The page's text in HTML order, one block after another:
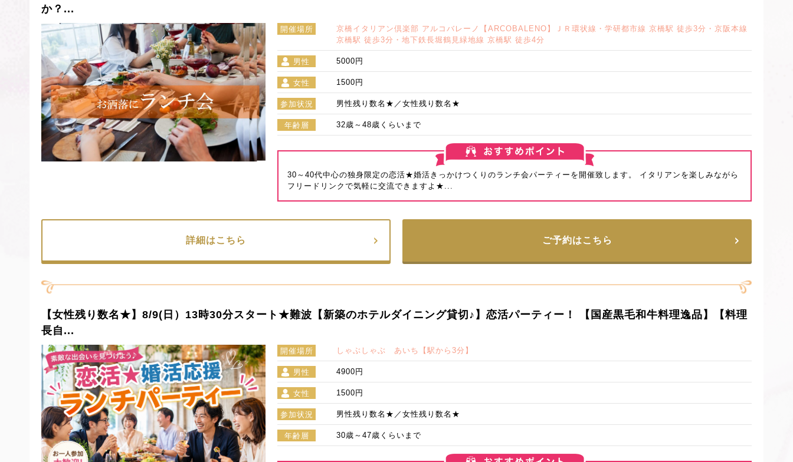
か？...
開催場所
京橋イタリアン倶楽部 アルコバレーノ【ARCOBALENO】ＪＲ環状線・学研都市線 京橋駅 徒歩3分・京阪本線
京橋駅 徒歩3分・地下鉄長堀鶴見緑地線 京橋駅 徒歩4分
男性 5000円
女性 1500円
参加状況 男性残り数名★／女性残り数名★
年齢層 32歳～48歳くらいまで
30～40代中心の独身限定の恋活★婚活きっかけつくりのランチ会パーティーを開催致します。 イタリアンを楽しみながら
フリードリンクで気軽に交流できますよ★...
詳細はこちら ご予約はこちら
【女性残り数名★】8/9(日）13時30分スタート★難波【新築のホテルダイニング貸切♪】恋活パーティー！ 【国産黒毛和牛料理逸品】【料理
長自...
開催場所 しゃぶしゃぶ あいち【駅から3分】
男性 4900円
女性 1500円
参加状況 男性残り数名★／女性残り数名★
年齢層 30歳～47歳くらいまで